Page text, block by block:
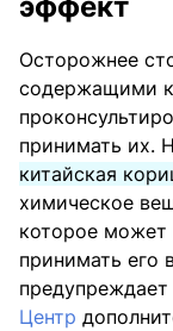
Осторожнее
содержащими
принимать их.
китайская
химическое
которое может
принимать его
предупреждает
Центр